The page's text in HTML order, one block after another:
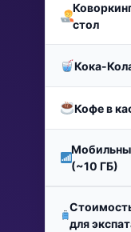
стол
Кока-
Кофе в
(~10 ГБ)
для